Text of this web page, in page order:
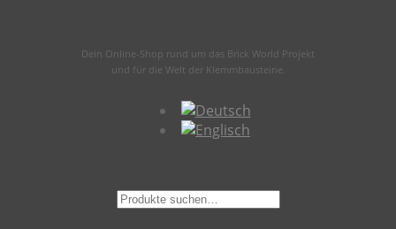
Dein Online-Shop rund um das Brick World Projekt
und für die Welt der Klemmbausteine.
Suche